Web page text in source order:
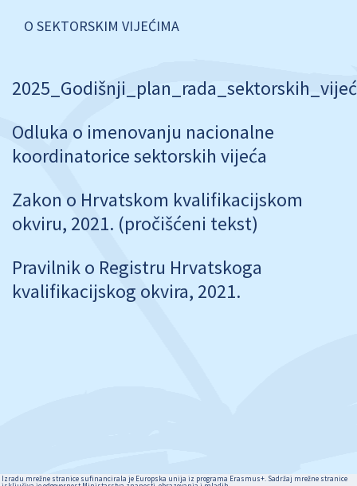
O SEKTORSKIM VIJEĆIMA
Odluka o imenovanju nacionalne
koordinatorice sektorskih vijeća
Zakon o Hrvatskom kvalifikacijskom
okviru, 2021. (pročišćeni tekst)
Pravilnik o Registru Hrvatskoga
kvalifikacijskog okvira, 2021.
Izradu mrežne stranice sufinancirala je Europska unija iz programa Erasmus+. Sadržaj mrežne stranice